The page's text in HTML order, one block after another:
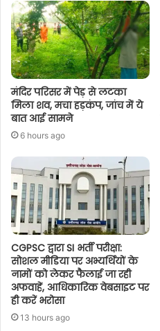
मंदिर परिसर में पेड़ से लटका
मिला शव, मचा हड़कंप, जांच में ये
बात आई सामने
6 hours ago
CGPSC द्वारा SI भर्ती परीक्षा:
सोशल मीडिया पर अभ्यर्थियों के
नामों को लेकर फैलाई जा रही
अफवाहें, आधिकारिक वेबसाइट पर
ही करें भरोसा
13 hours ago